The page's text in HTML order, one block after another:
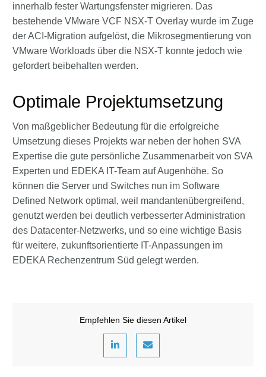
innerhalb fester Wartungsfenster migrieren. Das
bestehende VMware VCF NSX-T Overlay wurde im Zuge
der ACI-Migration aufgelöst, die Mikrosegmentierung von
VMware Workloads über die NSX-T konnte jedoch wie
gefordert beibehalten werden.
Optimale Projektumsetzung
Von maßgeblicher Bedeutung für die erfolgreiche
Umsetzung dieses Projekts war neben der hohen SVA
Expertise die gute persönliche Zusammenarbeit von SVA
Experten und EDEKA IT-Team auf Augenhöhe. So
können die Server und Switches nun im Software
Defined Network optimal, weil mandantenübergreifend,
genutzt werden bei deutlich verbesserter Administration
des Datacenter-Netzwerks, und so eine wichtige Basis
für weitere, zukunftsorientierte IT-Anpassungen im
EDEKA Rechenzentrum Süd gelegt werden.
Empfehlen Sie diesen Artikel